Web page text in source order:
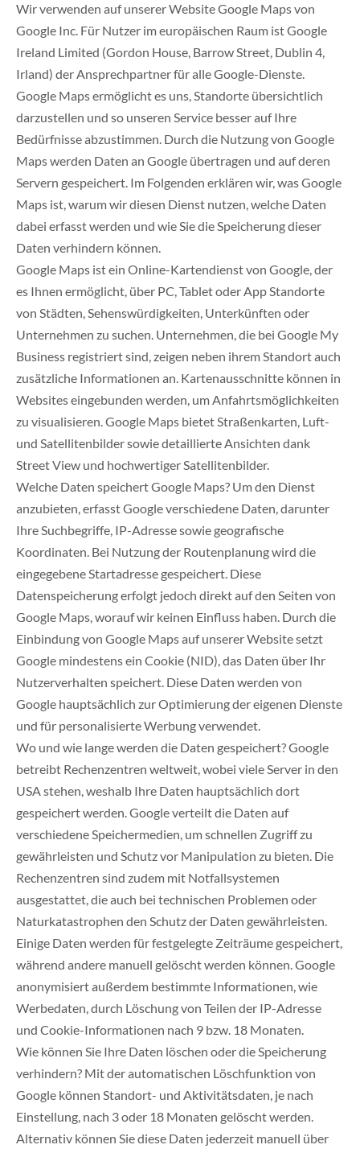
Wir verwenden auf unserer Website Google Maps von
Google Inc. Für Nutzer im europäischen Raum ist Google
Ireland Limited (Gordon House, Barrow Street, Dublin 4,
Irland) der Ansprechpartner für alle Google-Dienste.
Google Maps ermöglicht es uns, Standorte übersichtlich
darzustellen und so unseren Service besser auf Ihre
Bedürfnisse abzustimmen. Durch die Nutzung von Google
Maps werden Daten an Google übertragen und auf deren
Servern gespeichert. Im Folgenden erklären wir, was Google
Maps ist, warum wir diesen Dienst nutzen, welche Daten
dabei erfasst werden und wie Sie die Speicherung dieser
Daten verhindern können.
Google Maps ist ein Online-Kartendienst von Google, der
es Ihnen ermöglicht, über PC, Tablet oder App Standorte
von Städten, Sehenswürdigkeiten, Unterkünften oder
Unternehmen zu suchen. Unternehmen, die bei Google My
Business registriert sind, zeigen neben ihrem Standort auch
zusätzliche Informationen an. Kartenausschnitte können in
Websites eingebunden werden, um Anfahrtsmöglichkeiten
zu visualisieren. Google Maps bietet Straßenkarten, Luft-
und Satellitenbilder sowie detaillierte Ansichten dank
Street View und hochwertiger Satellitenbilder.
Welche Daten speichert Google Maps? Um den Dienst
anzubieten, erfasst Google verschiedene Daten, darunter
Ihre Suchbegriffe, IP-Adresse sowie geografische
Koordinaten. Bei Nutzung der Routenplanung wird die
eingegebene Startadresse gespeichert. Diese
Datenspeicherung erfolgt jedoch direkt auf den Seiten von
Google Maps, worauf wir keinen Einfluss haben. Durch die
Einbindung von Google Maps auf unserer Website setzt
Google mindestens ein Cookie (NID), das Daten über Ihr
Nutzerverhalten speichert. Diese Daten werden von
Google hauptsächlich zur Optimierung der eigenen Dienste
und für personalisierte Werbung verwendet.
Wo und wie lange werden die Daten gespeichert? Google
betreibt Rechenzentren weltweit, wobei viele Server in den
USA stehen, weshalb Ihre Daten hauptsächlich dort
gespeichert werden. Google verteilt die Daten auf
verschiedene Speichermedien, um schnellen Zugriff zu
gewährleisten und Schutz vor Manipulation zu bieten. Die
Rechenzentren sind zudem mit Notfallsystemen
ausgestattet, die auch bei technischen Problemen oder
Naturkatastrophen den Schutz der Daten gewährleisten.
Einige Daten werden für festgelegte Zeiträume gespeichert,
während andere manuell gelöscht werden können. Google
anonymisiert außerdem bestimmte Informationen, wie
Werbedaten, durch Löschung von Teilen der IP-Adresse
und Cookie-Informationen nach 9 bzw. 18 Monaten.
Wie können Sie Ihre Daten löschen oder die Speicherung
verhindern? Mit der automatischen Löschfunktion von
Google können Standort- und Aktivitätsdaten, je nach
Einstellung, nach 3 oder 18 Monaten gelöscht werden.
Alternativ können Sie diese Daten jederzeit manuell über